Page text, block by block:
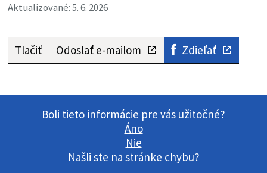
Aktualizované: 5. 6. 2026
Tlačiť Odoslať e-mailom Zdieľať
Boli tieto informácie pre vás užitočné?
Áno
Nie
Našli ste na stránke chybu?